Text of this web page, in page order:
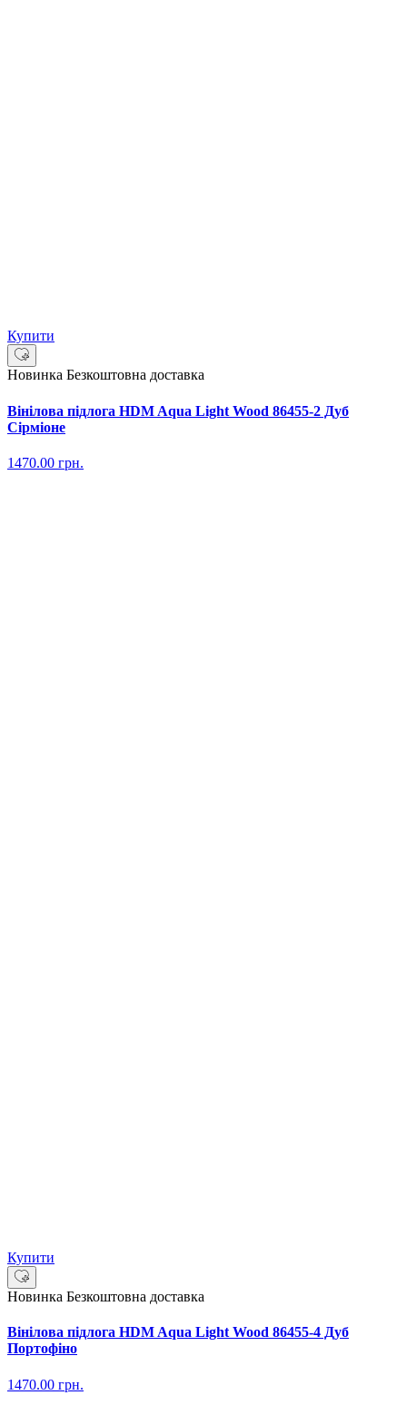
Купити
Новинка Безкоштовна доставка
Вінілова підлога HDM Aqua Light Wood 86455-2 Дуб
Сірміоне
1470.00 грн.
Купити
Новинка Безкоштовна доставка
Вінілова підлога HDM Aqua Light Wood 86455-4 Дуб
Портофіно
1470.00 грн.